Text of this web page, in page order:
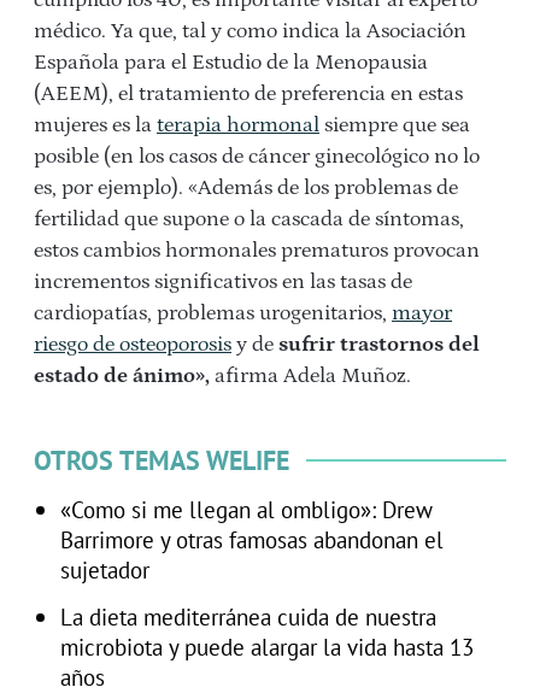
médico. Ya que, tal y como indica la Asociación
Española para el Estudio de la Menopausia
(AEEM), el tratamiento de preferencia en estas
mujeres es la terapia hormonal siempre que sea
posible (en los casos de cáncer ginecológico no lo
es, por ejemplo). «Además de los problemas de
fertilidad que supone o la cascada de síntomas,
estos cambios hormonales prematuros provocan
incrementos significativos en las tasas de
cardiopatías, problemas urogenitarios, mayor
riesgo de osteoporosis y de sufrir trastornos del
estado de ánimo», afirma Adela Muñoz.
OTROS TEMAS WELIFE
«Como si me llegan al ombligo»: Drew
Barrimore y otras famosas abandonan el
sujetador
La dieta mediterránea cuida de nuestra
microbiota y puede alargar la vida hasta 13
años